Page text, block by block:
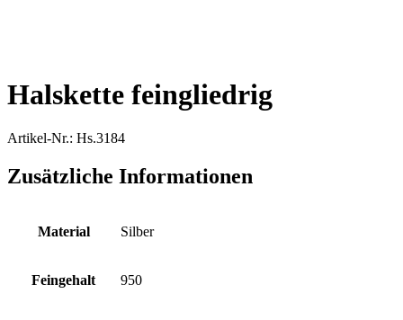
Halskette feingliedrig
Artikel-Nr.: Hs.3184
Zusätzliche Informationen
Material Silber
Feingehalt 950